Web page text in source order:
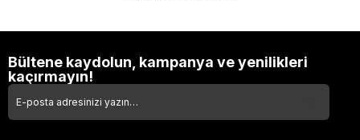
Bültene kaydolun, kampanya ve yenilikleri
kaçırmayın!